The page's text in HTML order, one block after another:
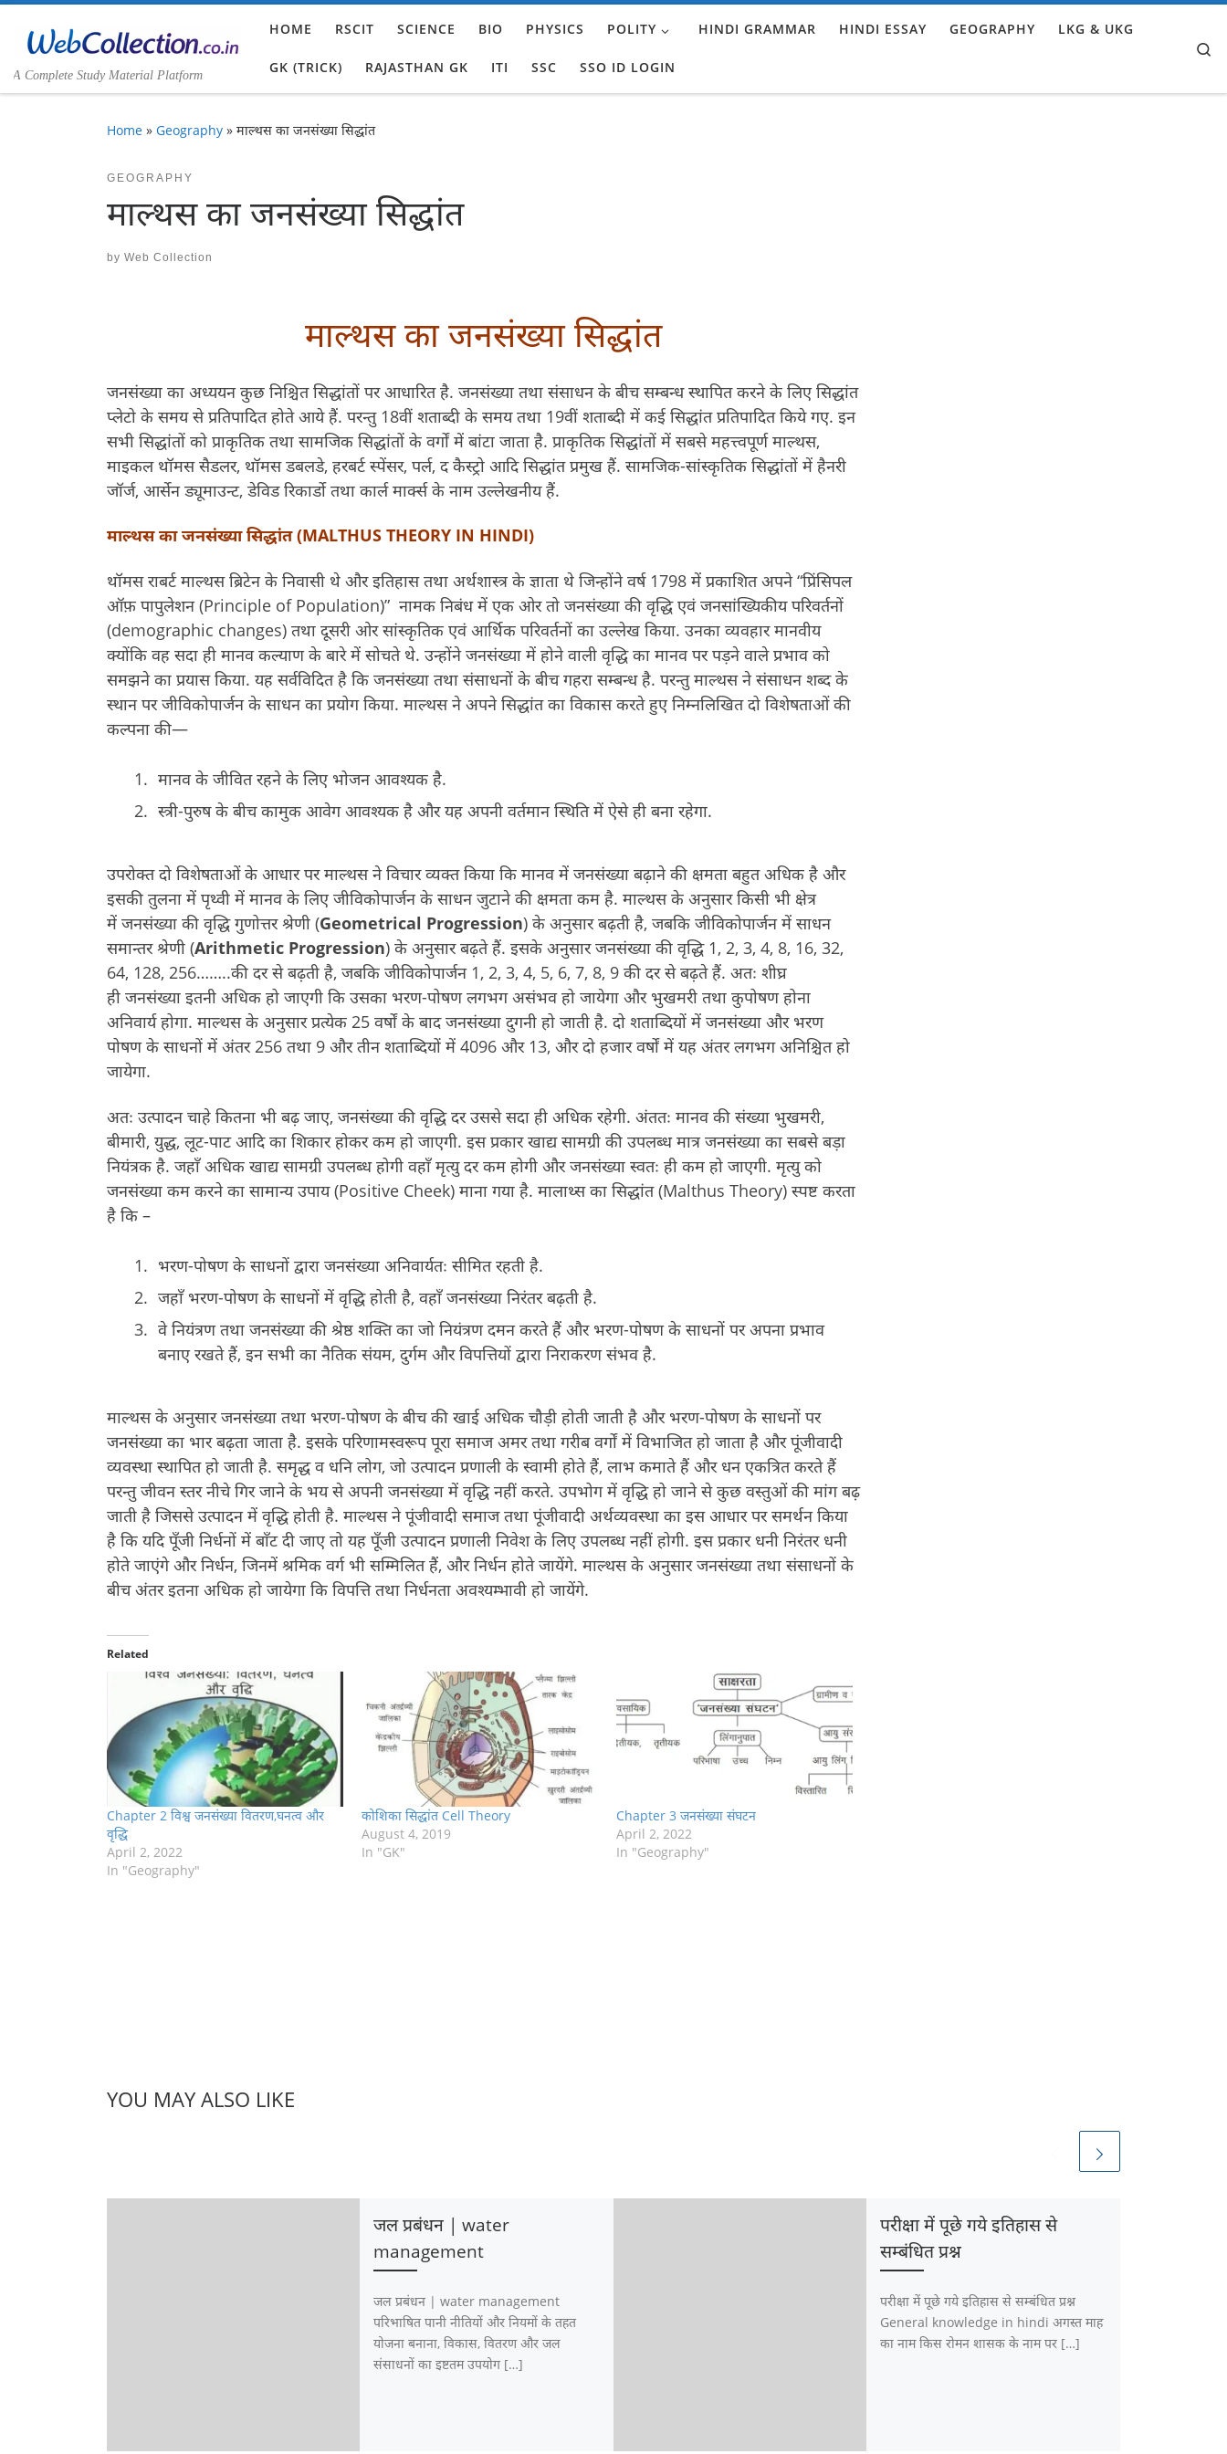
Skip to content
A Complete Study Material Platform
HOME RSCIT SCIENCE BIO PHYSICS POLITY HINDI GRAMMAR HINDI ESSAY GEOGRAPHY LKG & UKG
GK (TRICK) RAJASTHAN GK ITI SSC SSO ID LOGIN
Home » Geography » माल्थस का जनसंख्या सिद्धांत
GEOGRAPHY
माल्थस का जनसंख्या सिद्धांत
by Web Collection
माल्थस का जनसंख्या सिद्धांत
जनसंख्या का अध्ययन कुछ निश्चित सिद्धांतों पर आधारित है. जनसंख्या तथा संसाधन के बीच सम्बन्ध स्थापित करने के लिए सिद्धांत
प्लेटो के समय से प्रतिपादित होते आये हैं. परन्तु 18वीं शताब्दी के समय तथा 19वीं शताब्दी में कई सिद्धांत प्रतिपादित किये गए. इन
सभी सिद्धांतों को प्राकृतिक तथा सामजिक सिद्धांतों के वर्गों में बांटा जाता है. प्राकृतिक सिद्धांतों में सबसे महत्त्वपूर्ण माल्थस,
माइकल थॉमस सैडलर, थॉमस डबलडे, हरबर्ट स्पेंसर, पर्ल, द कैस्ट्रो आदि सिद्धांत प्रमुख हैं. सामजिक-सांस्कृतिक सिद्धांतों में हैनरी
जॉर्ज, आर्सेन ड्यूमाउन्ट, डेविड रिकार्डो तथा कार्ल मार्क्स के नाम उल्लेखनीय हैं.
माल्थस का जनसंख्या सिद्धांत (MALTHUS THEORY IN HINDI)
थॉमस राबर्ट माल्थस ब्रिटेन के निवासी थे और इतिहास तथा अर्थशास्त्र के ज्ञाता थे जिन्होंने वर्ष 1798 में प्रकाशित अपने “प्रिंसिपल
ऑफ़ पापुलेशन (Principle of Population)” नामक निबंध में एक ओर तो जनसंख्या की वृद्धि एवं जनसांख्यिकीय परिवर्तनों
(demographic changes) तथा दूसरी ओर सांस्कृतिक एवं आर्थिक परिवर्तनों का उल्लेख किया. उनका व्यवहार मानवीय
क्योंकि वह सदा ही मानव कल्याण के बारे में सोचते थे. उन्होंने जनसंख्या में होने वाली वृद्धि का मानव पर पड़ने वाले प्रभाव को
समझने का प्रयास किया. यह सर्वविदित है कि जनसंख्या तथा संसाधनों के बीच गहरा सम्बन्ध है. परन्तु माल्थस ने संसाधन शब्द के
स्थान पर जीविकोपार्जन के साधन का प्रयोग किया. माल्थस ने अपने सिद्धांत का विकास करते हुए निम्नलिखित दो विशेषताओं की
कल्पना की—
मानव के जीवित रहने के लिए भोजन आवश्यक है.
स्त्री-पुरुष के बीच कामुक आवेग आवश्यक है और यह अपनी वर्तमान स्थिति में ऐसे ही बना रहेगा.
उपरोक्त दो विशेषताओं के आधार पर माल्थस ने विचार व्यक्त किया कि मानव में जनसंख्या बढ़ाने की क्षमता बहुत अधिक है और
इसकी तुलना में पृथ्वी में मानव के लिए जीविकोपार्जन के साधन जुटाने की क्षमता कम है. माल्थस के अनुसार किसी भी क्षेत्र
में जनसंख्या की वृद्धि गुणोत्तर श्रेणी (Geometrical Progression) के अनुसार बढ़ती है, जबकि जीविकोपार्जन में साधन
समान्तर श्रेणी (Arithmetic Progression) के अनुसार बढ़ते हैं. इसके अनुसार जनसंख्या की वृद्धि 1, 2, 3, 4, 8, 16, 32,
64, 128, 256……..की दर से बढ़ती है, जबकि जीविकोपार्जन 1, 2, 3, 4, 5, 6, 7, 8, 9 की दर से बढ़ते हैं. अतः शीघ्र
ही जनसंख्या इतनी अधिक हो जाएगी कि उसका भरण-पोषण लगभग असंभव हो जायेगा और भुखमरी तथा कुपोषण होना
अनिवार्य होगा. माल्थस के अनुसार प्रत्येक 25 वर्षों के बाद जनसंख्या दुगनी हो जाती है. दो शताब्दियों में जनसंख्या और भरण
पोषण के साधनों में अंतर 256 तथा 9 और तीन शताब्दियों में 4096 और 13, और दो हजार वर्षों में यह अंतर लगभग अनिश्चित हो
जायेगा.
अतः उत्पादन चाहे कितना भी बढ़ जाए, जनसंख्या की वृद्धि दर उससे सदा ही अधिक रहेगी. अंततः मानव की संख्या भुखमरी,
बीमारी, युद्ध, लूट-पाट आदि का शिकार होकर कम हो जाएगी. इस प्रकार खाद्य सामग्री की उपलब्ध मात्र जनसंख्या का सबसे बड़ा
नियंत्रक है. जहाँ अधिक खाद्य सामग्री उपलब्ध होगी वहाँ मृत्यु दर कम होगी और जनसंख्या स्वतः ही कम हो जाएगी. मृत्यु को
जनसंख्या कम करने का सामान्य उपाय (Positive Cheek) माना गया है. मालाथ्स का सिद्धांत (Malthus Theory) स्पष्ट करता
है कि –
भरण-पोषण के साधनों द्वारा जनसंख्या अनिवार्यतः सीमित रहती है.
जहाँ भरण-पोषण के साधनों में वृद्धि होती है, वहाँ जनसंख्या निरंतर बढ़ती है.
वे नियंत्रण तथा जनसंख्या की श्रेष्ठ शक्ति का जो नियंत्रण दमन करते हैं और भरण-पोषण के साधनों पर अपना प्रभाव
बनाए रखते हैं, इन सभी का नैतिक संयम, दुर्गम और विपत्तियों द्वारा निराकरण संभव है.
माल्थस के अनुसार जनसंख्या तथा भरण-पोषण के बीच की खाई अधिक चौड़ी होती जाती है और भरण-पोषण के साधनों पर
जनसंख्या का भार बढ़ता जाता है. इसके परिणामस्वरूप पूरा समाज अमर तथा गरीब वर्गों में विभाजित हो जाता है और पूंजीवादी
व्यवस्था स्थापित हो जाती है. समृद्ध व धनि लोग, जो उत्पादन प्रणाली के स्वामी होते हैं, लाभ कमाते हैं और धन एकत्रित करते हैं
परन्तु जीवन स्तर नीचे गिर जाने के भय से अपनी जनसंख्या में वृद्धि नहीं करते. उपभोग में वृद्धि हो जाने से कुछ वस्तुओं की मांग बढ़
जाती है जिससे उत्पादन में वृद्धि होती है. माल्थस ने पूंजीवादी समाज तथा पूंजीवादी अर्थव्यवस्था का इस आधार पर समर्थन किया
है कि यदि पूँजी निर्धनों में बाँट दी जाए तो यह पूँजी उत्पादन प्रणाली निवेश के लिए उपलब्ध नहीं होगी. इस प्रकार धनी निरंतर धनी
होते जाएंगे और निर्धन, जिनमें श्रमिक वर्ग भी सम्मिलित हैं, और निर्धन होते जायेंगे. माल्थस के अनुसार जनसंख्या तथा संसाधनों के
बीच अंतर इतना अधिक हो जायेगा कि विपत्ति तथा निर्धनता अवश्यम्भावी हो जायेंगे.
Related
Chapter 2 विश्व जनसंख्या वितरण,घनत्व और
वृद्धि
April 2, 2022
In "Geography"
कोशिका सिद्धांत Cell Theory
August 4, 2019
In "GK"
Chapter 3 जनसंख्या संघटन
April 2, 2022
In "Geography"
YOU MAY ALSO LIKE
जल प्रबंधन | water
management
जल प्रबंधन | water management
परिभाषित पानी नीतियों और नियमों के तहत
योजना बनाना, विकास, वितरण और जल
संसाधनों का इष्टतम उपयोग […]
परीक्षा में पूछे गये इतिहास से
सम्बंधित प्रश्न
परीक्षा में पूछे गये इतिहास से सम्बंधित प्रश्न
General knowledge in hindi अगस्त माह
का नाम किस रोमन शासक के नाम पर […]